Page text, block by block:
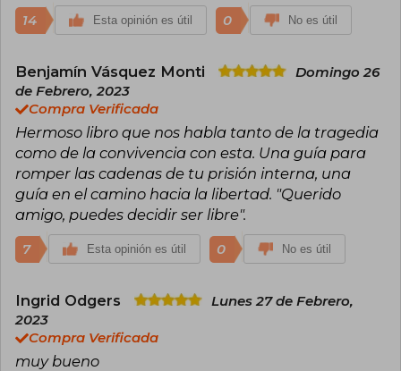
14 Esta opinión es útil 0 No es útil
Benjamín Vásquez Monti
Domingo 26
de Febrero, 2023
Compra Verificada
Hermoso libro que nos habla tanto de la tragedia
como de la convivencia con esta. Una guía para
romper las cadenas de tu prisión interna, una
guía en el camino hacia la libertad. "Querido
amigo, puedes decidir ser libre".
7 Esta opinión es útil 0 No es útil
Ingrid Odgers
Lunes 27 de Febrero,
2023
Compra Verificada
muy bueno